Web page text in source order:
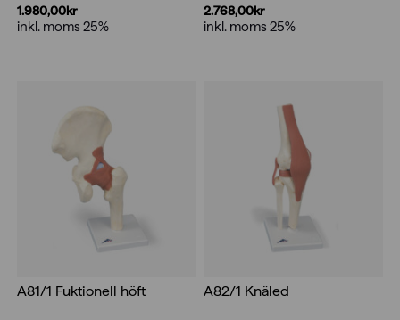
1.980,00kr
inkl. moms 25%
2.768,00kr
inkl. moms 25%
A81/1 Fuktionell höft A82/1 Knäled